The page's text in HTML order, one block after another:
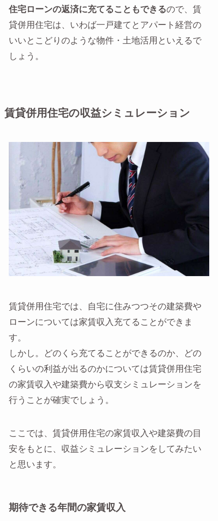
住宅ローンの返済に充てることもできるので、賃
貸併用住宅は、いわば一戸建てとアパート経営の
いいとこどりのような物件・土地活用といえるで
しょう。
賃貸併用住宅の収益シミュレーション
賃貸併用住宅では、自宅に住みつつその建築費や
ローンについては家賃収入充てることができま
す。
しかし。どのくら充てることができるのか、どの
くらいの利益が出るのかについては賃貸併用住宅
の家賃収入や建築費から収支シミュレーションを
行うことが確実でしょう。
ここでは、賃貸併用住宅の家賃収入や建築費の目
安をもとに、収益シミュレーションをしてみたい
と思います。
期待できる年間の家賃収入